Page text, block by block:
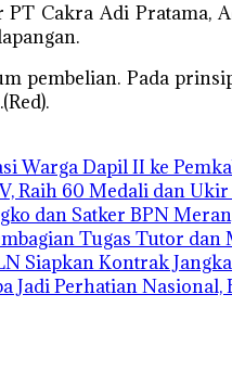
PT Cakra Adi Pratama,
pembelian. Pada
Warga Dapil II ke
Raih 60 Medali dan
dan Satker BPN
Tugas Tutor
Siapkan Kontrak
Jadi Perhatian